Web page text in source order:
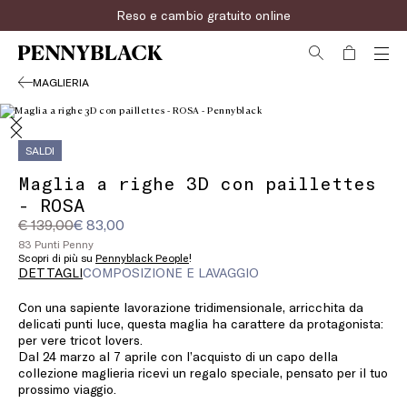
Reso e cambio gratuito online
MAGLIERIA
SALDI
Maglia a righe 3D con paillettes
- ROSA
€ 139,00€ 83,00
Prezzo
originale
€
139,00
Prezzo
corrente
€
83,00
83 Punti Penny
Scopri di più su Pennyblack People!
DETTAGLICOMPOSIZIONE E LAVAGGIO
Con una sapiente lavorazione tridimensionale, arricchita da
delicati punti luce, questa maglia ha carattere da protagonista:
per vere tricot lovers.
Dal 24 marzo al 7 aprile con l’acquisto di un capo della
collezione maglieria ricevi un regalo speciale, pensato per il tuo
prossimo viaggio.